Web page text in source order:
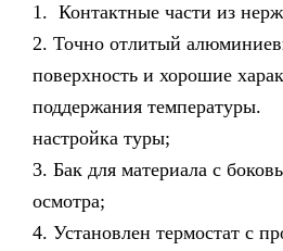
1. Контактные части из
2. Точно отлитый
поверхность и хорошие
поддержания температуры.
настройка туры;
3. Бак для материала с
осмотра;
4. Установлен термостат с